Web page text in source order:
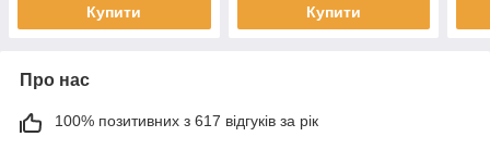
Купити Купити
Про нас
100% позитивних з 617 відгуків за рік